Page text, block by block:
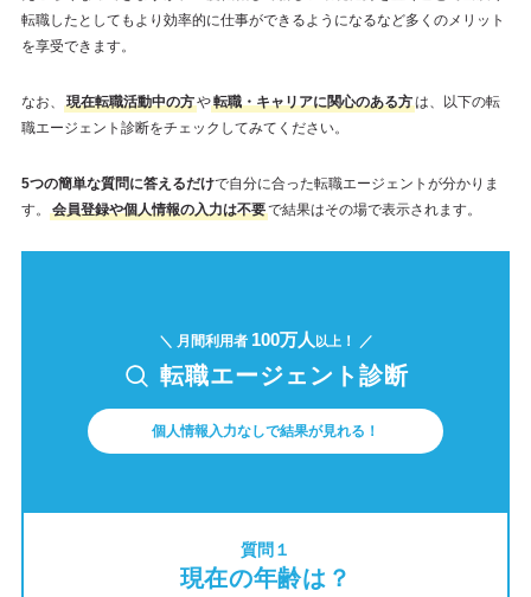
転職したとしてもより効率的に仕事ができるようになるなど多くのメリット
を享受できます。
なお、 現在転職活動中の方や転職・キャリアに関心のある方は、以下の転
職エージェント診断をチェックしてみてください。
5つの簡単な質問に答えるだけで自分に合った転職エージェントが分かりま
す。
会員登録や個人情報の入力は不要で結果はその場で表示されます。
＼ 月間利用者 100万人 以上！ ／
転職エージェント診断
個人情報入力なしで結果が見れる！
質問１
現在の年齢は？